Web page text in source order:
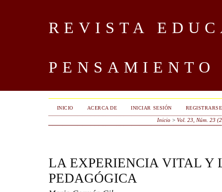
REVISTA
INICIO ACERCA DE INICIAR SESIÓN REGISTRARSE
Inicio> Vol. 23, Núm. 23
LA EXPERIENCIA VITAL Y
PEDAGÓGICA